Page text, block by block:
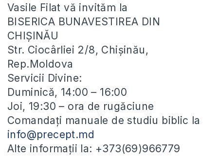
Vasile Filat vă invităm la
BISERICA BUNAVESTIREA DIN
CHIȘINĂU
Str. Ciocârliei 2/8, Chișinău,
Rep.Moldova
Servicii Divine:
Duminică, 14:00 – 16:00
Joi, 19:30 – ora de rugăciune
Comandați manuale de studiu biblic la
info@precept.md
Alte informații la: +373(69)966779